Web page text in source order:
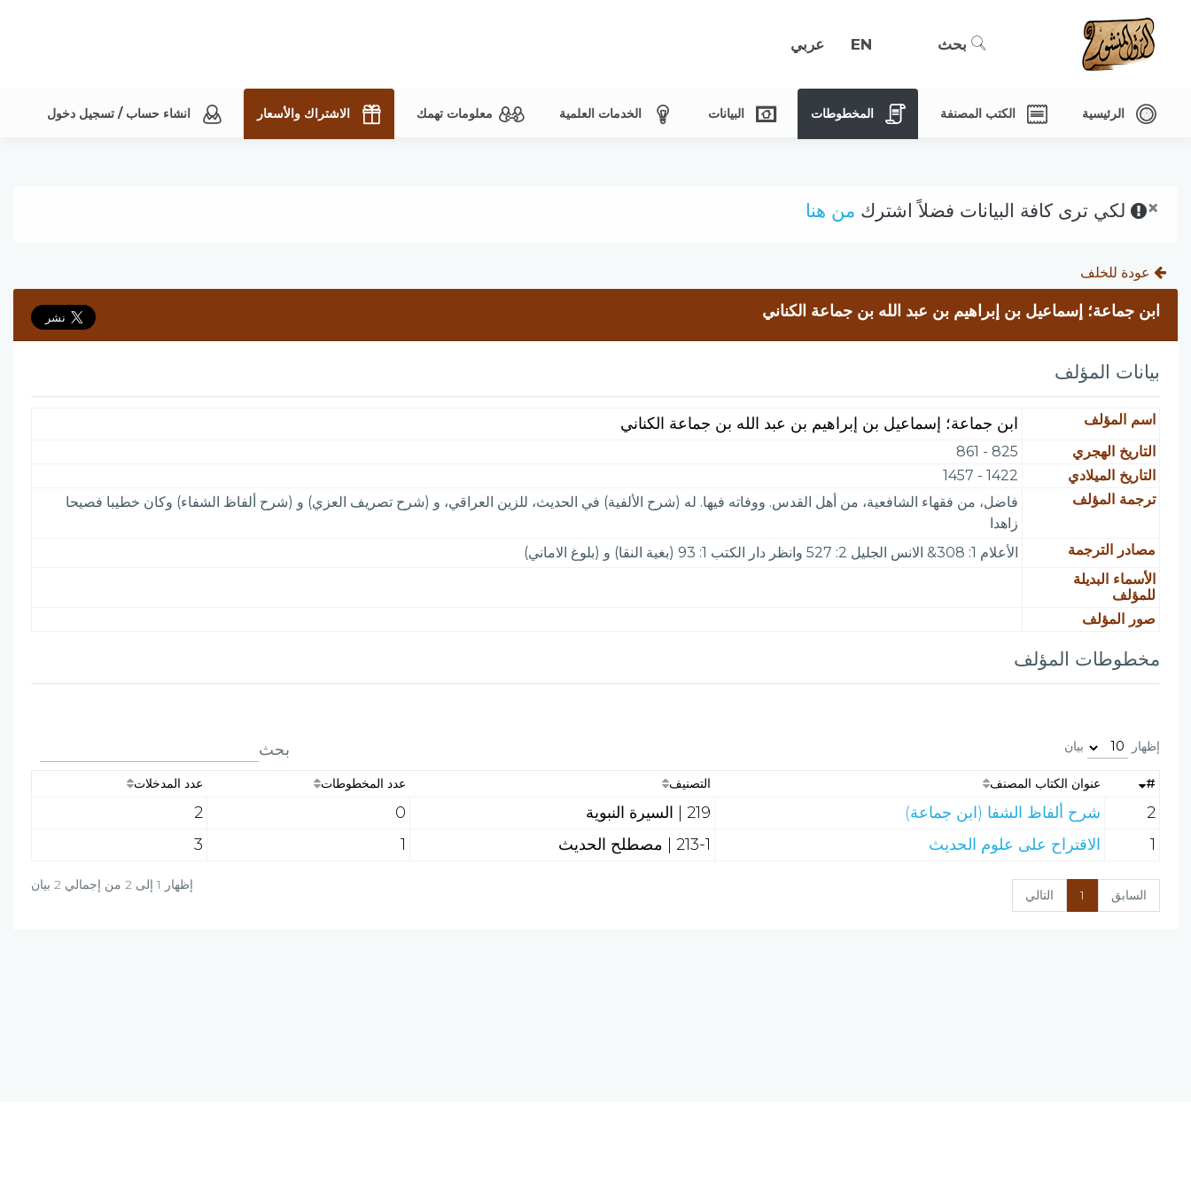
بحث EN عربي
الرئيسية الكتب المصنفة المخطوطات البيانات الخدمات العلمية معلومات تهمك الاشتراك والأسعار انشاء حساب / تسجيل دخول
× لكي ترى كافة البيانات فضلاً اشترك من هنا
عودة للخلف
ابن جماعة؛ إسماعيل بن إبراهيم بن عبد الله بن جماعة الكناني
بيانات المؤلف
اسم المؤلف ابن جماعة؛ إسماعيل بن إبراهيم بن عبد الله بن جماعة الكناني
التاريخ الهجري
825 - 861
التاريخ الميلادي
1422 - 1457
ترجمة المؤلف
فاضل، من فقهاء الشافعية، من أهل القدس. ووفاته فيها. له (شرح الألفية) في الحديث، للزين العراقي، و (شرح تصريف العزي) و (شرح ألفاظ الشفاء) وكان خطيبا فصيحا
زاهدا
مصادر الترجمة
الأعلام 1: 308& الانس الجليل 2: 527 وانظر دار الكتب 1: 93 (بغية النقا) و (بلوغ الاماني)
الأسماء البديلة
للمؤلف
صور المؤلف
مخطوطات المؤلف
إظهار بيان بحث
# عنوان الكتاب المصنف التصنيف عدد المخطوطات عدد المدخلات
2 شرح ألفاظ الشفا (ابن جماعة) 219 | السيرة النبوية 0
2
1
الاقتراح على علوم الحديث 213-1 | مصطلح الحديث 1
3
إظهار 1 إلى 2 من إجمالي 2 بيان
السابق 1 التالي